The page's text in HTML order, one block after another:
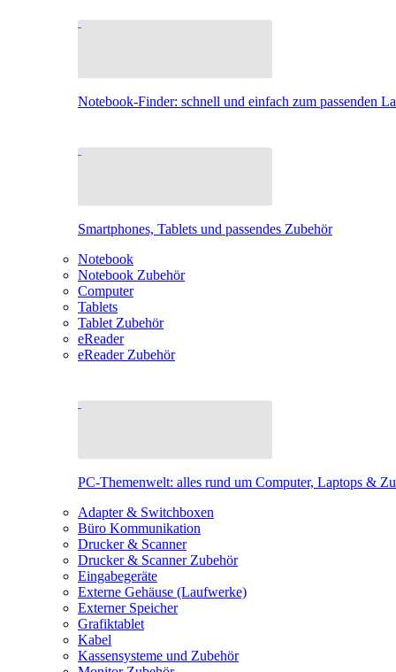
Notebook-Finder: schnell und einfach zum passenden
Smartphones, Tablets und passendes Zubehör
Notebook
Notebook Zubehör
Computer
Tablets
Tablet Zubehör
eReader
eReader Zubehör
PC-Themenwelt: alles rund um Computer, Laptops &
Adapter & Switchboxen
Büro Kommunikation
Drucker & Scanner
Drucker & Scanner Zubehör
Eingabegeräte
Externe Gehäuse (Laufwerke)
Externer Speicher
Grafiktablet
Kabel
Kassensysteme und Zubehör